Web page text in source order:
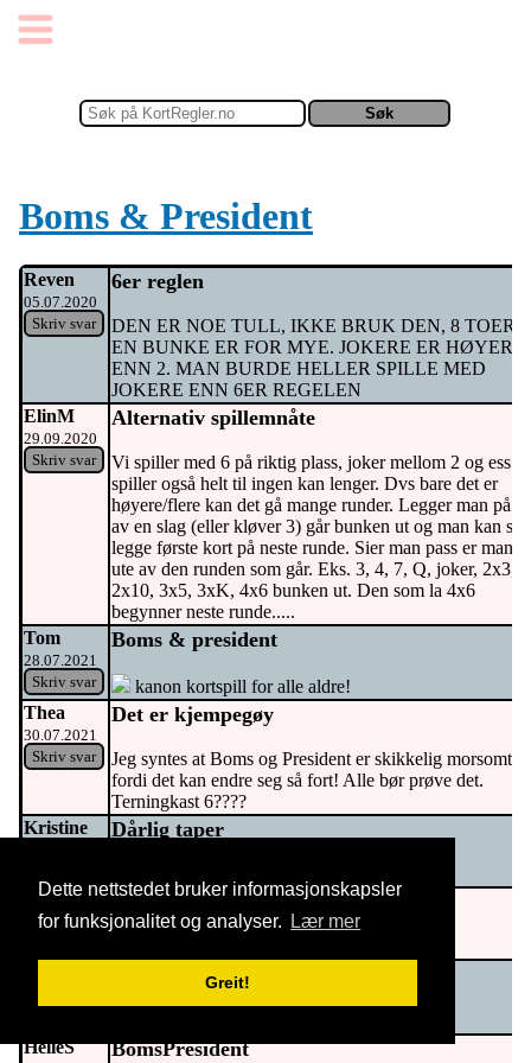
Dette nettstedet bruker informasjonskapsler
for funksjonalitet og analyser.
Lær mer
Greit!
Boms & President
Reven
05.07.2020
Skriv svar
6er reglen
DEN ER NOE TULL, IKKE BRUK DEN, 8 TOERE
EN BUNKE ER FOR MYE. JOKERE ER HØYERE
ENN 2. MAN BURDE HELLER SPILLE MED
JOKERE ENN 6ER REGELEN
ElinM
29.09.2020
Skriv svar
Alternativ spillemnåte
Vi spiller med 6 på riktig plass, joker mellom 2 og ess.
spiller også helt til ingen kan lenger. Dvs bare det er
høyere/flere kan det gå mange runder. Legger man på 4
av en slag (eller kløver 3) går bunken ut og man kan
legge første kort på neste runde. Sier man pass er man
ute av den runden som går. Eks. 3, 4, 7, Q, joker, 2x3,
2x10, 3x5, 3xK, 4x6 bunken ut. Den som la 4x6
begynner neste runde.....
Tom
28.07.2021
Skriv svar
Boms & president
kanon kortspill for alle aldre!
Thea
30.07.2021
Skriv svar
Det er kjempegøy
Jeg syntes at Boms og President er skikkelig morsomt
fordi det kan endre seg så fort! Alle bør prøve det.
Terningkast 6????
Kristine
Dårlig taper
Kristine
10.09.2021
Dårlig taper
Re: Dårlig taper
HelleS
BomsPresident